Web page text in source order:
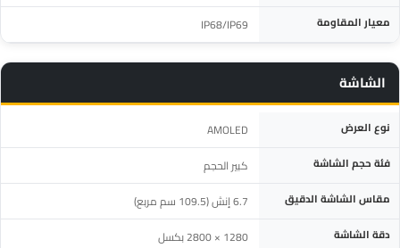
معيار المقاومة IP68/IP69
الشاشة
المواصفة
نوع العرض AMOLED
فئة حجم الشاشة كبير الحجم
مقاس الشاشة الدقيق 6.7 إنش (109.5 سم مربع)
دقة الشاشة 1280 × 2800 بكسل